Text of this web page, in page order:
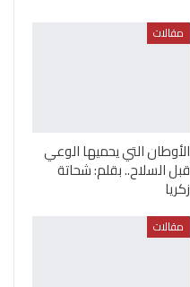
مقالات
الأوطان التي يحميها الوعي
قبل السلاح.. بقلم: شحاتة
زكريا
مقالات